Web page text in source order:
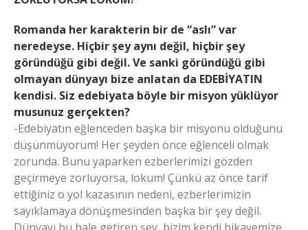
Romanda her karakterin bir de “aslı” var
neredeyse. Hiçbir şey aynı değil, hiçbir şey
göründüğü gibi değil. Ve sanki göründüğü gibi
olmayan dünyayı bize anlatan da EDEBİYATIN
kendisi. Siz edebiyata böyle bir misyon yüklüyor
musunuz gerçekten?
-Edebiyatın eğlenceden başka bir misyonu olduğunu
düşünmüyorum! Her şeyden önce eğlenceli olmak
zorunda. Bunu yaparken ezberlerimizi gözden
geçirmeye zorluyorsa, lokum! Çünkü az önce tarif
ettiğiniz o yol kazasının nedeni, ezberlerimizin
sayıklamaya dönüşmesinden başka bir şey değil.